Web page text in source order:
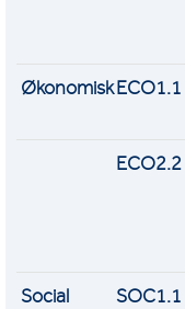
ØkonomiskECO1.1
ECO2.2
Social SOC1.1